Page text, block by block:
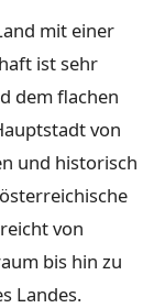
mit einer
ist sehr
dem flachen
von
und historisch
von
bis hin zu
Landes.